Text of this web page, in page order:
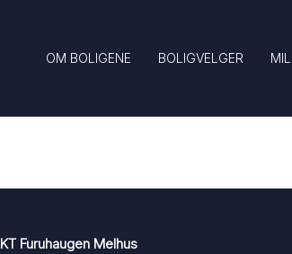
OM BOLIGENE BOLIGVELGER
Furuhaugen Melhus